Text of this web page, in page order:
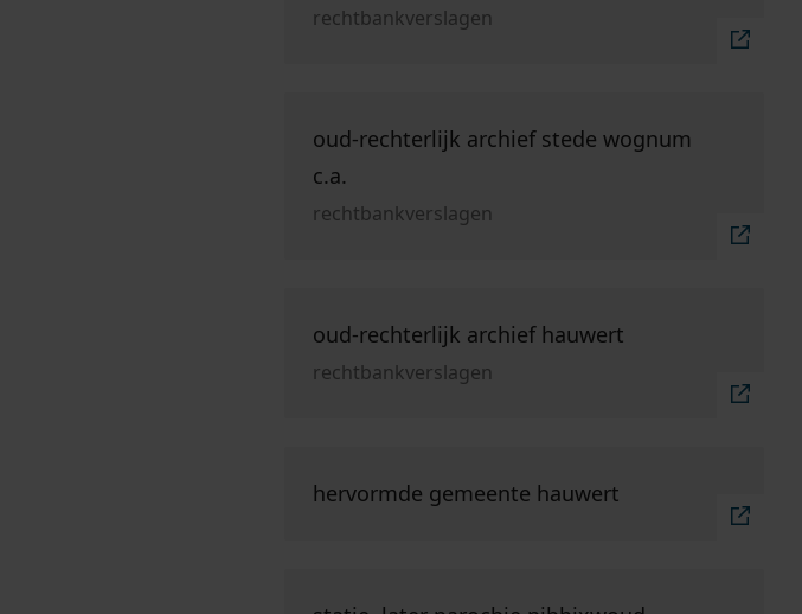
rechtbankverslagen
oud-rechterlijk archief stede wognum
c.a.
rechtbankverslagen
oud-rechterlijk archief hauwert
rechtbankverslagen
hervormde gemeente hauwert